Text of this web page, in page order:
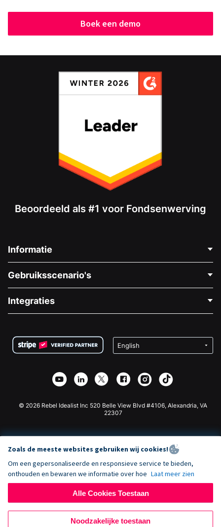
Boek een demo
Beoordeeld als #1 voor Fondsenwerving
Informatie
Over Ons
Vacatures
Privacy
Affiliate Partnerschap
Gebruiksscenario's
Medische Fondsenwerving
Goede Doelen Fondsenwerving
Integraties
Wix Donatie Plugin
Webflow Donatie App
Joomla Donatie
© 2026 Rebel Idealist Inc 520 Belle View Blvd #4106, Alexandria, VA
22307
Zoals de meeste websites gebruiken wij cookies!
Om een gepersonaliseerde en responsieve service te bieden,
onthouden en bewaren we informatie over hoe Laat meer zien
Alle Cookies Toestaan
Noodzakelijke toestaan